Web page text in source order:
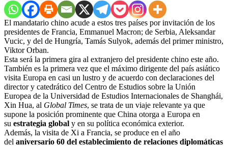
El mandatario chino acude a estos tres países por invitación de los
presidentes de Francia, Emmanuel Macron; de Serbia, Aleksandar
Vucic, y del de Hungría, Tamás Sulyok, además del primer ministro,
Viktor Orban.
Esta será la primera gira al extranjero del presidente chino este año.
También es la primera vez que el máximo dirigente del país asiático
visita Europa en casi un lustro y de acuerdo con declaraciones del
director y catedrático del Centro de Estudios sobre la Unión
Europea de la Universidad de Estudios Internacionales de Shanghái,
Xin Hua, al Global Times, se trata de un viaje relevante ya que
supone la posición prominente que China otorga a Europa en
su estrategia global y en su política económica exterior.
Además, la visita de Xi a Francia, se produce en el año
del aniversario 60 del establecimiento de relaciones diplomáticas